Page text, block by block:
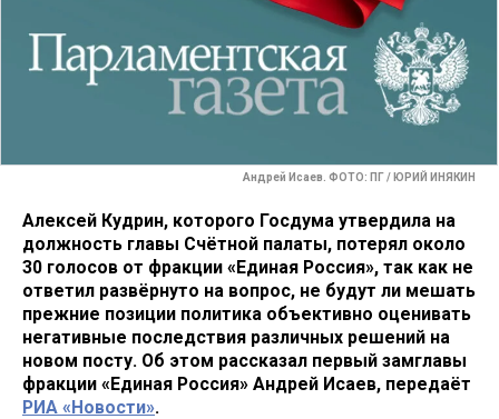
Андрей Исаев. ФОТО: ПГ / ЮРИЙ ИНЯКИН
Алексей Кудрин, которого Госдума утвердила на
должность главы Счётной палаты, потерял около
30 голосов от фракции «Единая Россия», так как не
ответил развёрнуто на вопрос, не будут ли мешать
прежние позиции политика объективно оценивать
негативные последствия различных решений на
новом посту. Об этом рассказал первый замглавы
фракции «Единая Россия» Андрей Исаев, передаёт
РИА «Новости».